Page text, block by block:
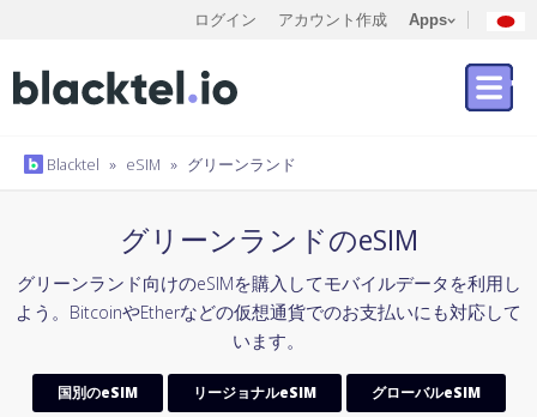
ログイン アカウント作成 Apps
Blacktel » eSIM » グリーンランド
グリーンランドのeSIM
グリーンランド向けのeSIMを購入してモバイルデータを利用し
よう。BitcoinやEtherなどの仮想通貨でのお支払いにも対応して
います。
国別のeSIM リージョナルeSIM グローバルeSIM